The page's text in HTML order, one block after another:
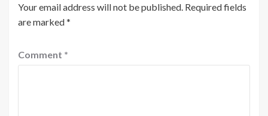
Your email address will not be published. Required fields
are marked*
Comment *